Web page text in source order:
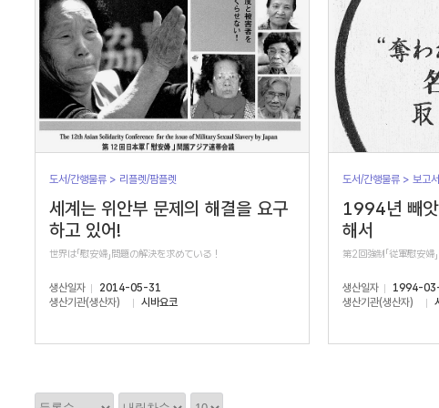
도서/간행물류 > 리플렛/팜플렛
세계는 위안부 문제의 해결을 요구
하고 있어!
世界は「慰安婦」問題の解決を求めている！
생산일자
2014-05-31
생산기관(생산자)
시바요코
도서/간행물류 > 보고서
1994년 빼앗
해서
第2回強制「従軍慰安婦
생산일자
1994-
생산기관(생산자)
정
정
정